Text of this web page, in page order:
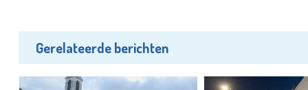
Gerelateerde berichten